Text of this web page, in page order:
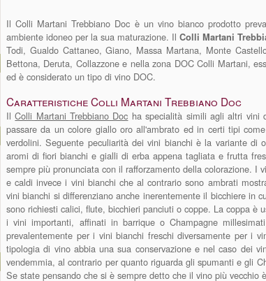
Il Colli Martani Trebbiano Doc è un vino bianco prodotto
ambiente idoneo per la sua maturazione. Il Colli Martani
Todi, Gualdo Cattaneo, Giano, Massa Martana, Monte
Bettona, Deruta, Collazzone e nella zona DOC Colli Martani,
ed è considerato un tipo di vino DOC.
Caratteristiche Colli Martani Trebbiano Doc
IlColli Martani Trebbiano Doc ha specialità simili agli altri vini
passare da un colore giallo oro all'ambrato ed in certi tipi
verdolini. Seguente peculiarità dei vini bianchi è la variante di
aromi di fiori bianchi e gialli di erba appena tagliata e frutta
sempre più pronunciata con il rafforzamento della colorazione. I
e caldi invece i vini bianchi che al contrario sono ambrati
vini bianchi si differenziano anche inerentemente il bicchiere in
sono richiesti calici, flute, bicchieri panciuti o coppe. La coppa è
i vini importanti, affinati in barrique o Champagne
prevalentemente per i vini bianchi freschi diversamente per i
tipologia di vino abbia una sua conservazione e nel caso dei
vendemmia, al contrario per quanto riguarda gli spumanti e gli
Se state pensando che si è sempre detto che il vino più